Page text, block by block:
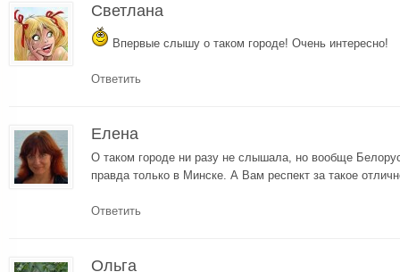
Cветлана
Впервые слышу о таком городе! Очень интересно!
Ответить
Елена
О таком городе ни разу не слышала, но вообще
правда только в Минске. А Вам респект за такое
Ответить
Ольга